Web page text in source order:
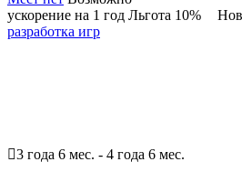
ускорение на 1 год Льгота 10%
разработка игр
3 года 6 мес. - 4 года 6 мес.